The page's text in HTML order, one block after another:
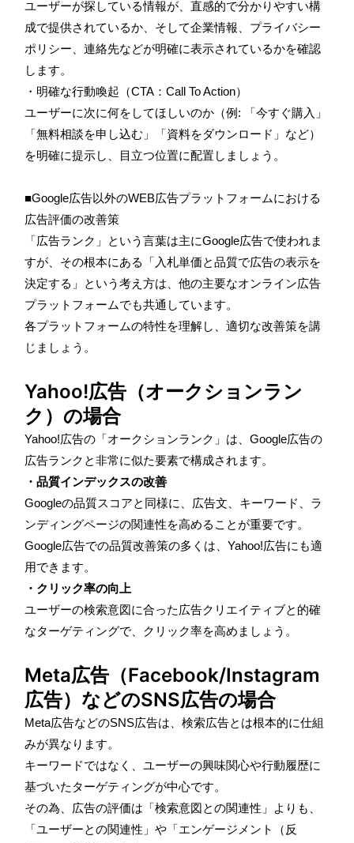
ユーザーが探している情報が、直感的で分かりやすい構
成で提供されているか、そして企業情報、プライバシー
ポリシー、連絡先などが明確に表示されているかを確認
します。
・明確な行動喚起（CTA：Call To Action）
ユーザーに次に何をしてほしいのか（例: 「今すぐ購入」
「無料相談を申し込む」「資料をダウンロード」など）
を明確に提示し、目立つ位置に配置しましょう。
■Google広告以外のWEB広告プラットフォームにおける
広告評価の改善策
「広告ランク」という言葉は主にGoogle広告で使われま
すが、その根本にある「入札単価と品質で広告の表示を
決定する」という考え方は、他の主要なオンライン広告
プラットフォームでも共通しています。
各プラットフォームの特性を理解し、適切な改善策を講
じましょう。
Yahoo!広告（オークションラン
ク）の場合
Yahoo!広告の「オークションランク」は、Google広告の
広告ランクと非常に似た要素で構成されます。
・品質インデックスの改善
Googleの品質スコアと同様に、広告文、キーワード、ラ
ンディングページの関連性を高めることが重要です。
Google広告での品質改善策の多くは、Yahoo!広告にも適
用できます。
・クリック率の向上
ユーザーの検索意図に合った広告クリエイティブと的確
なターゲティングで、クリック率を高めましょう。
Meta広告（Facebook/Instagram
広告）などのSNS広告の場合
Meta広告などのSNS広告は、検索広告とは根本的に仕組
みが異なります。
キーワードではなく、ユーザーの興味関心や行動履歴に
基づいたターゲティングが中心です。
その為、広告の評価は「検索意図との関連性」よりも、
「ユーザーとの関連性」や「エンゲージメント（反